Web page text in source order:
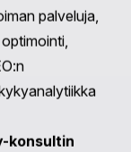
kasvupoluilla.
tietoon
.
konsultin